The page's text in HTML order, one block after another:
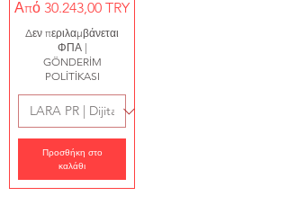
Από 30.243,00 TRY
Τιμή Έκπτωσης
Δεν περιλαμβάνεται
ΦΠΑ|
GÖNDERİM
POLİTİKASI
Προσθήκη στο
καλάθι